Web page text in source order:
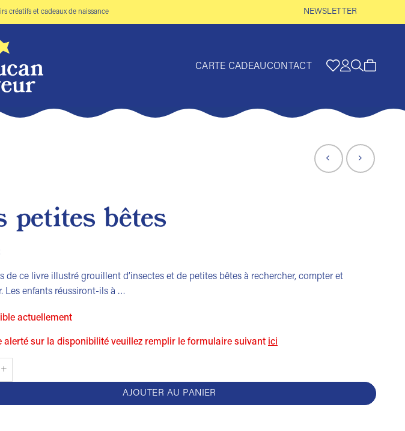
créatifs et cadeaux de naissance NEWSLETTER
CARTE CADEAUCONTACT
petites bêtes
de ce livre illustré grouillent d’insectes et de petites bêtes à rechercher, compter et
Les enfants réussiront-ils à …
actuellement
alerté sur la disponibilité veuillez remplir le formulaire suivant ici
Les petites bêtes
AJOUTER AU PANIER